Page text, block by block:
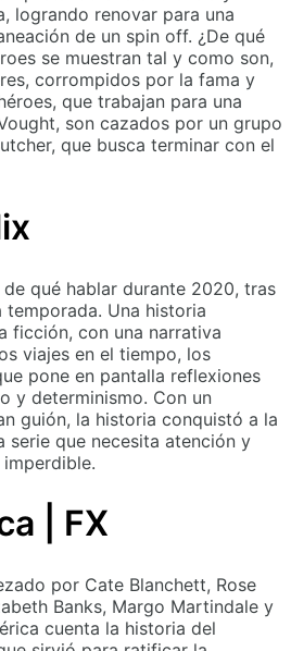
logrando renovar para una
de un spin off. ¿De qué
se muestran tal y como son,
corrompidos por la fama y
que trabajan para una
son cazados por un grupo
que busca terminar con el
qué hablar durante 2020, tras
Una historia
ficción, con una narrativa
viajes en el tiempo, los
pone en pantalla reflexiones
y determinismo. Con un
guión, la historia conquistó a la
serie que necesita atención y
| FX
por Cate Blanchett, Rose
Banks, Margo Martindale y
cuenta la historia del